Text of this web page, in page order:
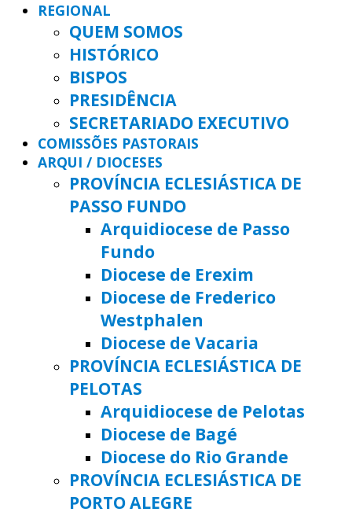
REGIONAL
QUEM SOMOS
HISTÓRICO
BISPOS
PRESIDÊNCIA
SECRETARIADO EXECUTIVO
COMISSÕES PASTORAIS
ARQUI / DIOCESES
PROVÍNCIA ECLESIÁSTICA DE
PASSO FUNDO
Arquidiocese de Passo
Fundo
Diocese de Erexim
Diocese de Frederico
Westphalen
Diocese de Vacaria
PROVÍNCIA ECLESIÁSTICA DE
PELOTAS
Arquidiocese de Pelotas
Diocese de Bagé
Diocese do Rio Grande
PROVÍNCIA ECLESIÁSTICA DE
PORTO ALEGRE